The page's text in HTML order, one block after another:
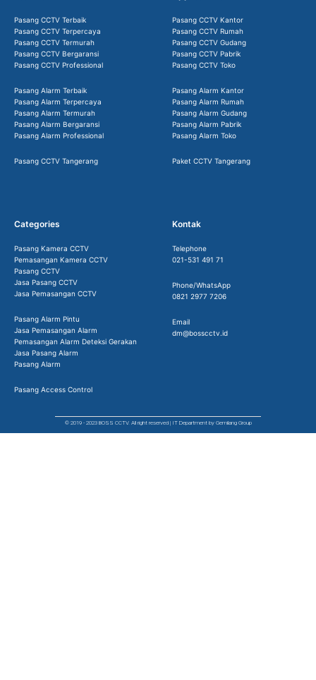
Pasang CCTV Terbaik
Pasang CCTV Terpercaya
Pasang CCTV Termurah
Pasang CCTV Bergaransi
Pasang CCTV Professional
Pasang Alarm Terbaik
Pasang Alarm Terpercaya
Pasang Alarm Termurah
Pasang Alarm Bergaransi
Pasang Alarm Professional
Pasang CCTV Tangerang
Pasang CCTV Kantor
Pasang CCTV Rumah
Pasang CCTV Gudang
Pasang CCTV Pabrik
Pasang CCTV Toko
Pasang Alarm Kantor
Pasang Alarm Rumah
Pasang Alarm Gudang
Pasang Alarm Pabrik
Pasang Alarm Toko
Paket CCTV Tangerang
Categories
Pasang Kamera CCTV
Pemasangan Kamera CCTV
Pasang CCTV
Jasa Pasang CCTV
Jasa Pemasangan CCTV
Pasang Alarm Pintu
Jasa Pemasangan Alarm
Pemasangan Alarm Deteksi Gerakan
Jasa Pasang Alarm
Pasang Alarm
Pasang Access Control
Kontak
Telephone
021-531 491 71
Phone/WhatsApp
0821 2977 7206
Email
dm@bosscctv.id
© 2019 - 2023 BOSS CCTV. All right reserved | IT Department by Gemilang Group